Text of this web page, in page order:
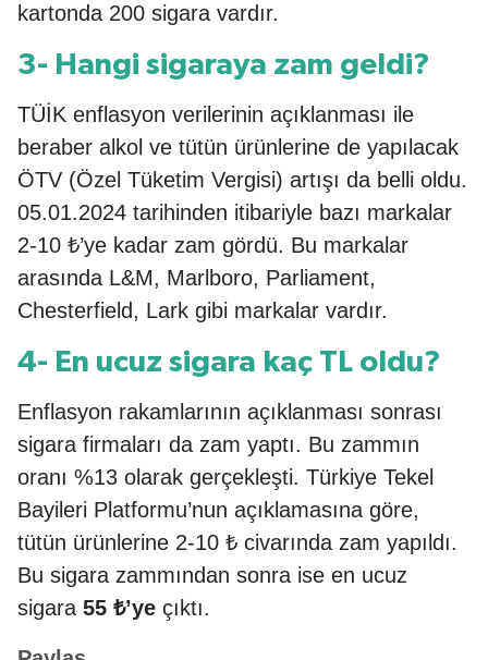
kartonda 200 sigara vardır.
3- Hangi sigaraya zam geldi?
TÜİK enflasyon verilerinin açıklanması ile
beraber alkol ve tütün ürünlerine de yapılacak
ÖTV (Özel Tüketim Vergisi) artışı da belli oldu.
05.01.2024 tarihinden itibariyle bazı markalar
2-10 ₺’ye kadar zam gördü. Bu markalar
arasında L&M, Marlboro, Parliament,
Chesterfield, Lark gibi markalar vardır.
4- En ucuz sigara kaç TL oldu?
Enflasyon rakamlarının açıklanması sonrası
sigara firmaları da zam yaptı. Bu zammın
oranı %13 olarak gerçekleşti. Türkiye Tekel
Bayileri Platformu’nun açıklamasına göre,
tütün ürünlerine 2-10 ₺ civarında zam yapıldı.
Bu sigara zammından sonra ise en ucuz
sigara 55 ₺’ye çıktı.